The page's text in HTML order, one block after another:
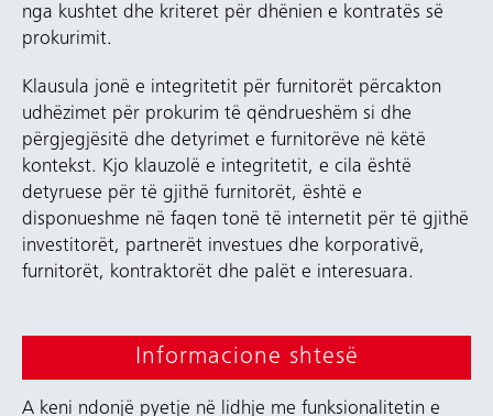
nga kushtet dhe kriteret për dhënien e kontratës së
prokurimit.
Klausula jonë e integritetit për furnitorët përcakton
udhëzimet për prokurim të qëndrueshëm si dhe
përgjegjësitë dhe detyrimet e furnitorëve në këtë
kontekst. Kjo klauzolë e integritetit, e cila është
detyruese për të gjithë furnitorët, është e
disponueshme në faqen tonë të internetit për të gjithë
investitorët, partnerët investues dhe korporativë,
furnitorët, kontraktorët dhe palët e interesuara.
Informacione shtesë
A keni ndonjë pyetje në lidhje me funksionalitetin e